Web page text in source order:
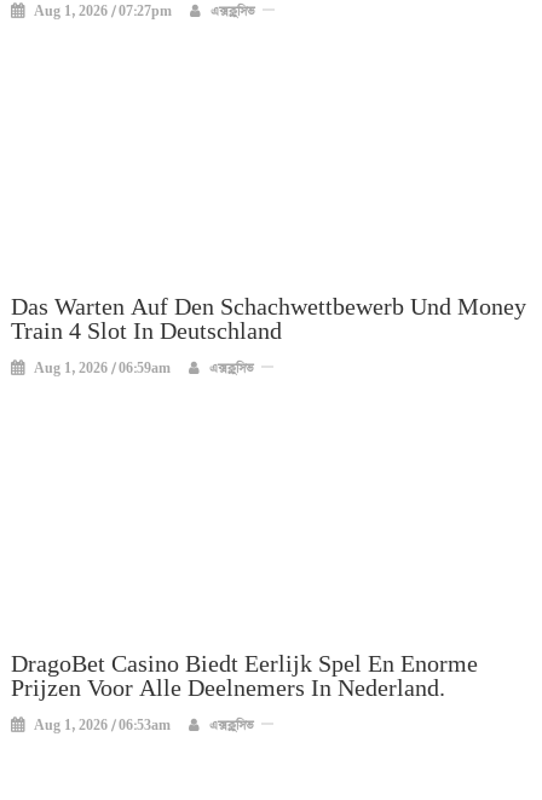
Aug 1, 2026 / 07:27pm এক্সক্লুসিভ
Das Warten Auf Den Schachwettbewerb Und Money
Train 4 Slot In Deutschland
Aug 1, 2026 / 06:59am এক্সক্লুসিভ
DragoBet Casino Biedt Eerlijk Spel En Enorme
Prijzen Voor Alle Deelnemers In Nederland.
Aug 1, 2026 / 06:53am এক্সক্লুসিভ